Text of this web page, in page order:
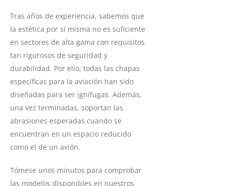
Tras años de experiencia, sabemos que
la estética por sí misma no es suficiente
en sectores de alta gama con requisitos
tan rigurosos de seguridad y
durabilidad. Por ello, todas las chapas
específicas para la aviación han sido
diseñadas para ser ignífugas. Además,
una vez terminadas, soportan las
abrasiones esperadas cuando se
encuentran en un espacio reducido
como el de un avión.
Tómese unos minutos para comprobar
las modelos disponibles en nuestros